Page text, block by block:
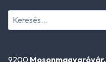
Keresés:
9200 Mosonmagyaróvár,